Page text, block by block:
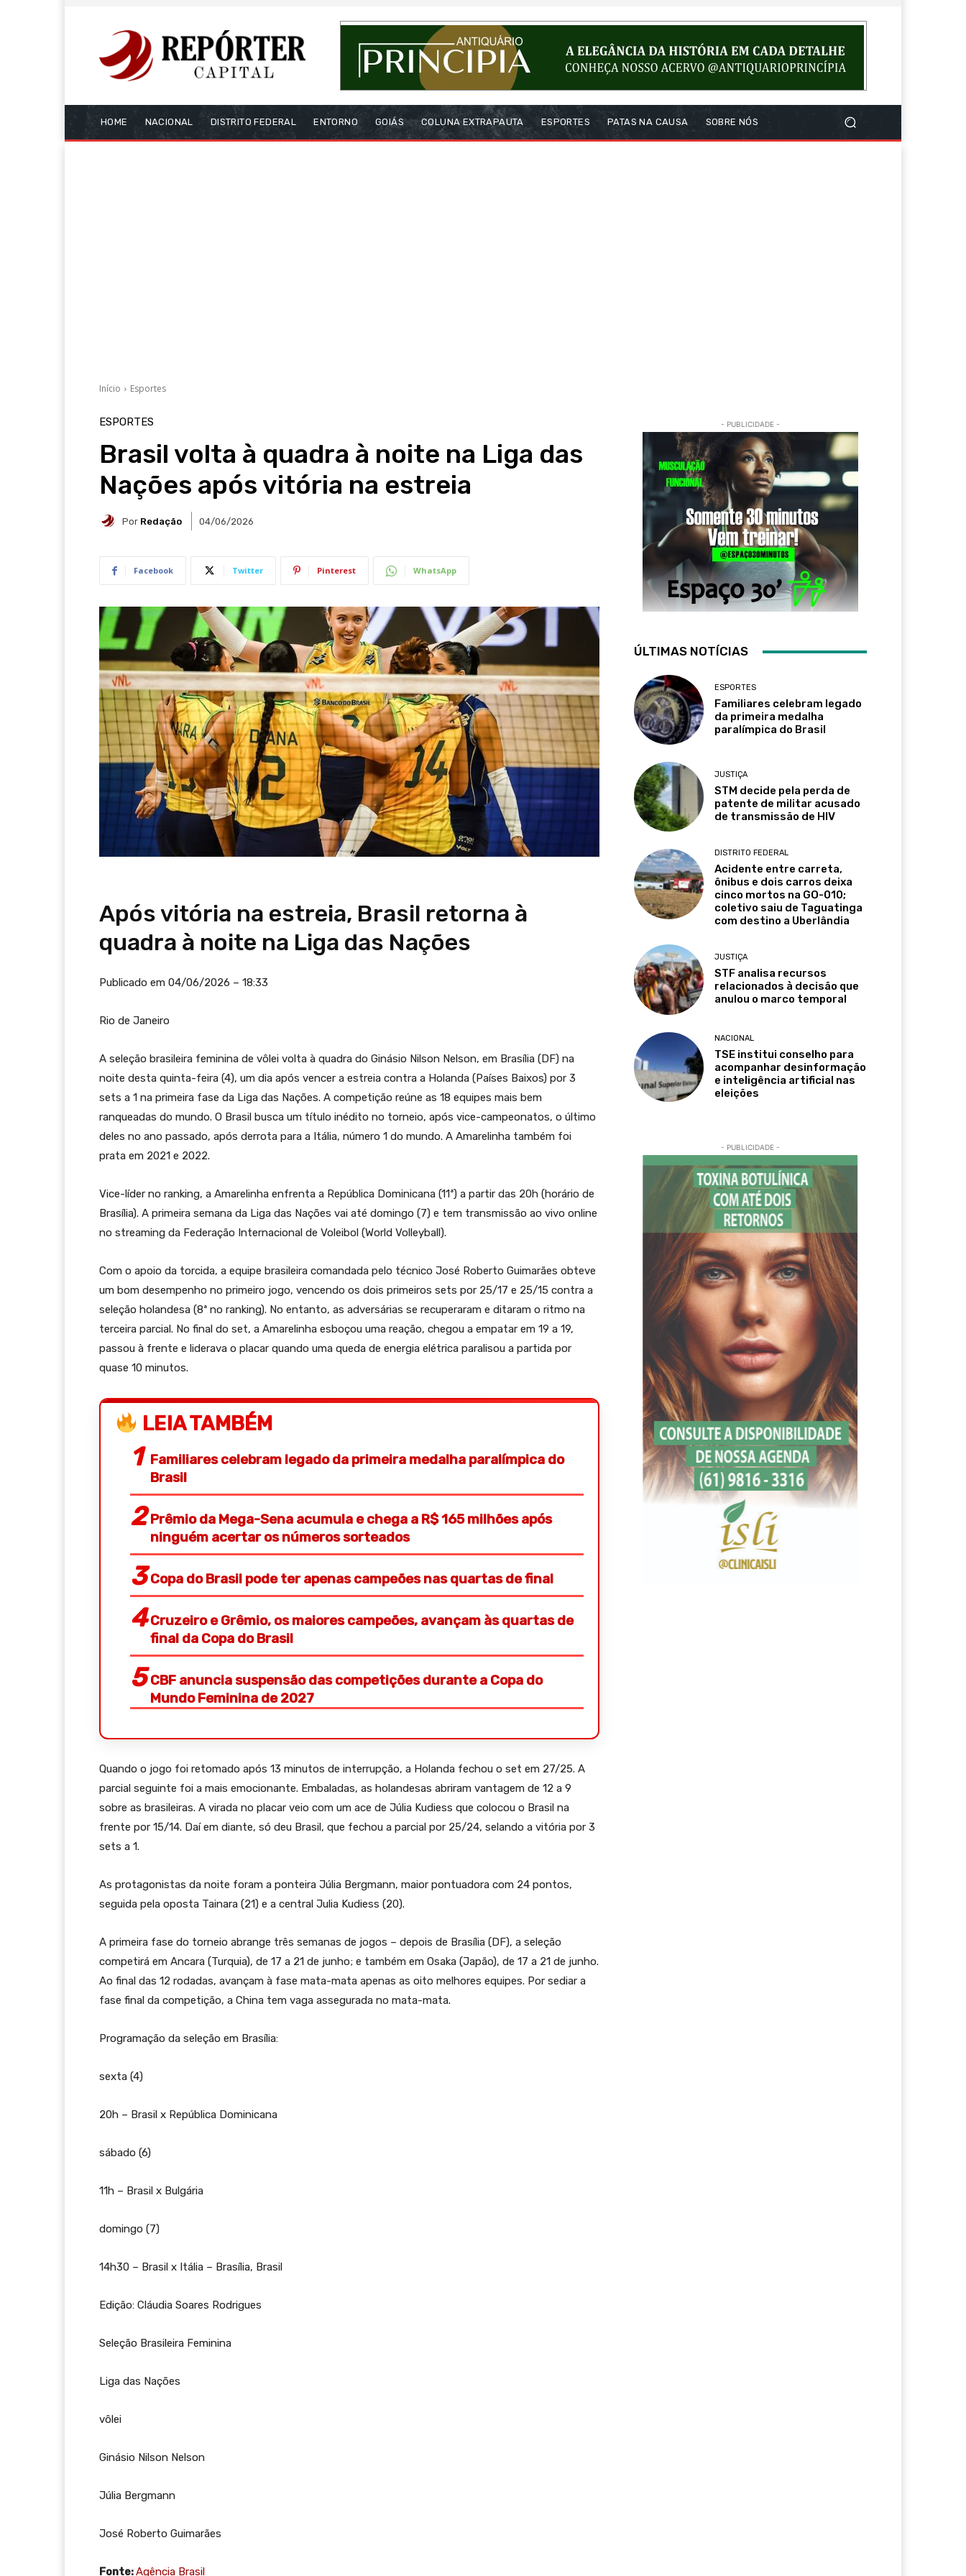
HOME NACIONAL DISTRITO FEDERAL ENTORNO GOIÁS COLUNA EXTRAPAUTA ESPORTES PATAS NA CAUSA SOBRE NÓS
Início Esportes
ESPORTES
Brasil volta à quadra à noite na Liga das
Nações após vitória na estreia
Por Redação 04/06/2026
Facebook Twitter Pinterest WhatsApp
Após vitória na estreia, Brasil retorna à
quadra à noite na Liga das Nações
Publicado em 04/06/2026 – 18:33
Rio de Janeiro
A seleção brasileira feminina de vôlei volta à quadra do Ginásio Nilson Nelson, em Brasília (DF) na
noite desta quinta-feira (4), um dia após vencer a estreia contra a Holanda (Países Baixos) por 3
sets a 1 na primeira fase da Liga das Nações. A competição reúne as 18 equipes mais bem
ranqueadas do mundo. O Brasil busca um título inédito no torneio, após vice-campeonatos, o último
deles no ano passado, após derrota para a Itália, número 1 do mundo. A Amarelinha também foi
prata em 2021 e 2022.
Vice-líder no ranking, a Amarelinha enfrenta a República Dominicana (11ª) a partir das 20h (horário de
Brasília). A primeira semana da Liga das Nações vai até domingo (7) e tem transmissão ao vivo online
no streaming da Federação Internacional de Voleibol (World Volleyball).
Com o apoio da torcida, a equipe brasileira comandada pelo técnico José Roberto Guimarães obteve
um bom desempenho no primeiro jogo, vencendo os dois primeiros sets por 25/17 e 25/15 contra a
seleção holandesa (8ª no ranking). No entanto, as adversárias se recuperaram e ditaram o ritmo na
terceira parcial. No final do set, a Amarelinha esboçou uma reação, chegou a empatar em 19 a 19,
passou à frente e liderava o placar quando uma queda de energia elétrica paralisou a partida por
quase 10 minutos.
LEIA TAMBÉM
Familiares celebram legado da primeira medalha paralímpica do
Brasil
Prêmio da Mega-Sena acumula e chega a R$ 165 milhões após
ninguém acertar os números sorteados
Copa do Brasil pode ter apenas campeões nas quartas de final
Cruzeiro e Grêmio, os maiores campeões, avançam às quartas de
final da Copa do Brasil
CBF anuncia suspensão das competições durante a Copa do
Mundo Feminina de 2027
Quando o jogo foi retomado após 13 minutos de interrupção, a Holanda fechou o set em 27/25. A
parcial seguinte foi a mais emocionante. Embaladas, as holandesas abriram vantagem de 12 a 9
sobre as brasileiras. A virada no placar veio com um ace de Júlia Kudiess que colocou o Brasil na
frente por 15/14. Daí em diante, só deu Brasil, que fechou a parcial por 25/24, selando a vitória por 3
sets a 1.
As protagonistas da noite foram a ponteira Júlia Bergmann, maior pontuadora com 24 pontos,
seguida pela oposta Tainara (21) e a central Julia Kudiess (20).
A primeira fase do torneio abrange três semanas de jogos – depois de Brasília (DF), a seleção
competirá em Ancara (Turquia), de 17 a 21 de junho; e também em Osaka (Japão), de 17 a 21 de junho.
Ao final das 12 rodadas, avançam à fase mata-mata apenas as oito melhores equipes. Por sediar a
fase final da competição, a China tem vaga assegurada no mata-mata.
Programação da seleção em Brasília:
sexta (4)
20h – Brasil x República Dominicana
sábado (6)
11h – Brasil x Bulgária
domingo (7)
14h30 – Brasil x Itália – Brasília, Brasil
Edição: Cláudia Soares Rodrigues
Seleção Brasileira Feminina
Liga das Nações
vôlei
Ginásio Nilson Nelson
Júlia Bergmann
José Roberto Guimarães
Fonte:Agência Brasil
- PUBLICIDADE -
ÚLTIMAS NOTÍCIAS
ESPORTES
Familiares celebram legado
da primeira medalha
paralímpica do Brasil
JUSTIÇA
STM decide pela perda de
patente de militar acusado
de transmissão de HIV
DISTRITO FEDERAL
Acidente entre carreta,
ônibus e dois carros deixa
cinco mortos na GO-010;
coletivo saiu de Taguatinga
com destino a Uberlândia
JUSTIÇA
STF analisa recursos
relacionados à decisão que
anulou o marco temporal
NACIONAL
TSE institui conselho para
acompanhar desinformação
e inteligência artificial nas
eleições
- PUBLICIDADE -